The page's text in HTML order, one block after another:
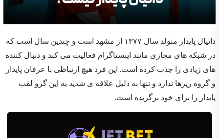
دانیال پایدار متولد سال ۱۳۷۷ از مشهد است و چندین سال است که
در شبکه های مجازی مانند اینستاگرام فعالیت می کند و دنبال کننده
های زیادی را جذب کرده است. این فرد هیچ ارتباطی با عرفان پایدار
و گروه رپرها ندارد و تنها به دلیل علاقه ی شدید به این گرو لقب
پایدار را برای خود برگزیده است.